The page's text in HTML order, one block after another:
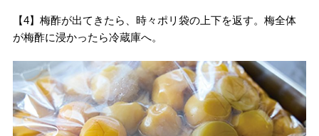
【4】梅酢が出てきたら、時々ポリ袋の上下を返す。梅全体
が梅酢に浸かったら冷蔵庫へ。